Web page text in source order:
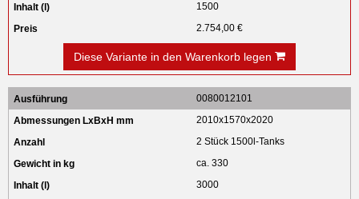
1500
2.754,00 €
Diese Variante in den Warenkorb legen
0080012101
2010x1570x2020
2 Stück 1500l-Tanks
ca. 330
3000